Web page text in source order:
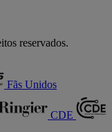
reservados.
Fãs Unidos
CDE